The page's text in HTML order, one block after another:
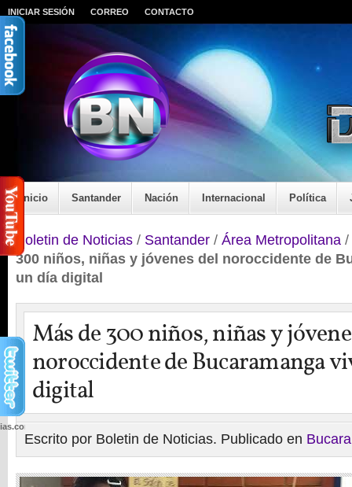
INICIAR SESIÓN CORREO CONTACTO
Inicio Santander Nación Internacional Política
Boletin de Noticias / Santander / Área Metropolitana /
300 niños, niñas y jóvenes del noroccidente de
un día digital
Más de 300 niños, niñas y
noroccidente de Bucaramanga
digital
Escrito por Boletin de Noticias. Publicado en
wp-